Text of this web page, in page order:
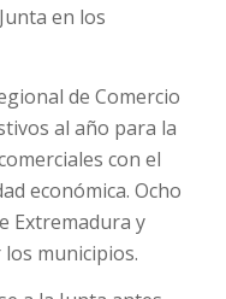
en los
de Comercio
al año para la
con el
económica. Ocho
Extremadura y
municipios.